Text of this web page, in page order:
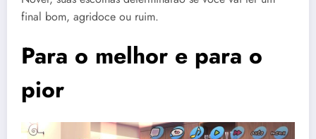
final bom, agridoce ou ruim.
Para o melhor e para o
pior